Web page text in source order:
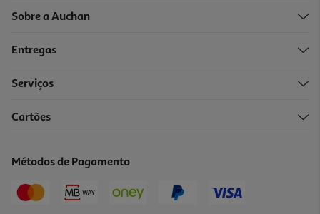
Sobre a Auchan
Entregas
Serviços
Cartões
Métodos de Pagamento